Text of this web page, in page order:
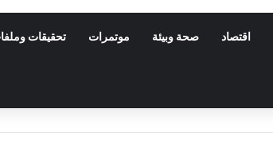
اقتصاد صحة وبيئة موتمرات تحقيقات